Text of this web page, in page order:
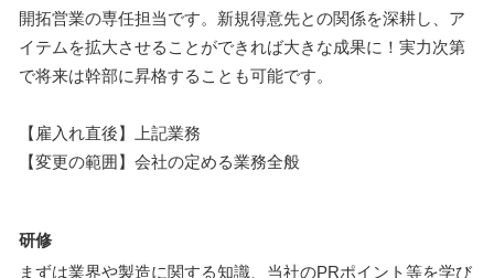
開拓営業の専任担当です。新規得意先との関係を深耕し、ア
イテムを拡大させることができれば大きな成果に！実力次第
で将来は幹部に昇格することも可能です。
【雇入れ直後】上記業務
【変更の範囲】会社の定める業務全般
研修
まずは業界や製造に関する知識、当社のPRポイント等を学び